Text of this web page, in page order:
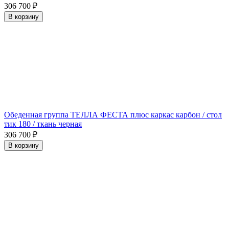
306 700 ₽
В корзину
Обеденная группа ТЕЛЛА ФЕСТА плюс каркас карбон / стол
тик 180 / ткань черная
306 700 ₽
В корзину